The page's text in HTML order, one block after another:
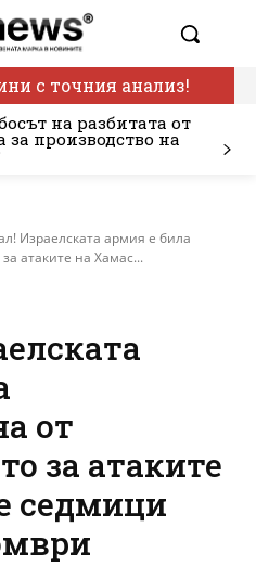
с точния анализ!
на разбитата от
производство на
Израелската армия е била
атаките на Хамас...
от
за атаките
седмици